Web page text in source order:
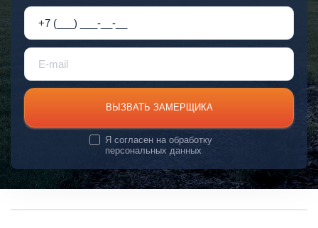
ВЫЗВАТЬ ЗАМЕРЩИКА
Я согласен наобработку
персональных данных